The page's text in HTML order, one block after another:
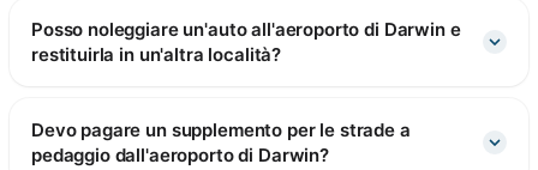
Posso noleggiare un'auto all'aeroporto di Darwin e
restituirla in un'altra località?
Devo pagare un supplemento per le strade a
pedaggio dall'aeroporto di Darwin?